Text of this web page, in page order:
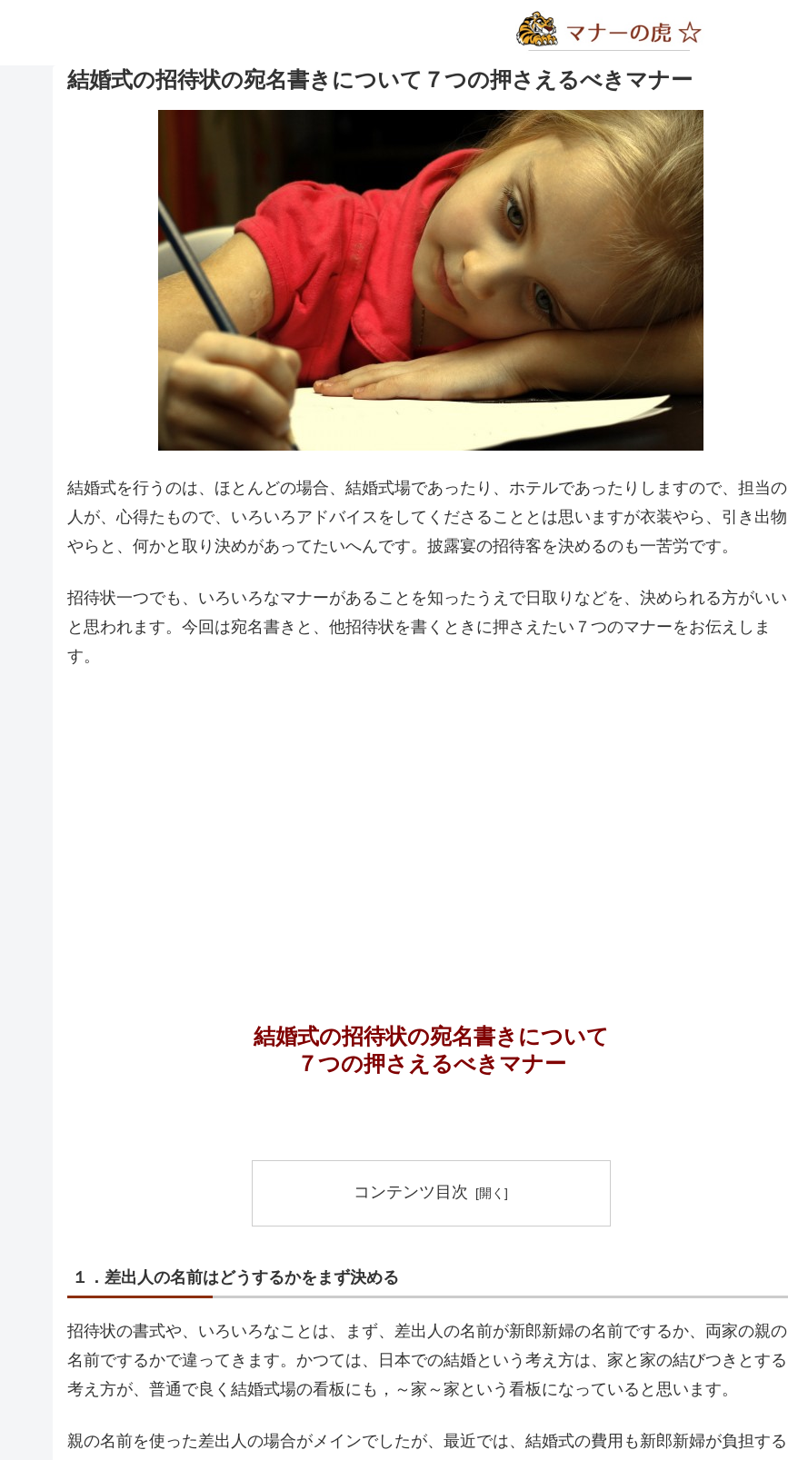
結婚式の招待状の宛名書きについて７つの押さえるべきマナー
結婚式を行うのは、ほとんどの場合、結婚式場であったり、ホテルであったりしますので、担当の
人が、心得たもので、いろいろアドバイスをしてくださることとは思いますが衣装やら、引き出物
やらと、何かと取り決めがあってたいへんです。披露宴の招待客を決めるのも一苦労です。
招待状一つでも、いろいろなマナーがあることを知ったうえで日取りなどを、決められる方がいい
と思われます。今回は宛名書きと、他招待状を書くときに押さえたい７つのマナーをお伝えしま
す。
結婚式の招待状の宛名書きについて
７つの押さえるべきマナー
コンテンツ目次
１．差出人の名前はどうするかをまず決める
招待状の書式や、いろいろなことは、まず、差出人の名前が新郎新婦の名前でするか、両家の親の
名前でするかで違ってきます。かつては、日本での結婚という考え方は、家と家の結びつきとする
考え方が、普通で良く結婚式場の看板にも，～家～家という看板になっていると思います。
親の名前を使った差出人の場合がメインでしたが、最近では、結婚式の費用も新郎新婦が負担する